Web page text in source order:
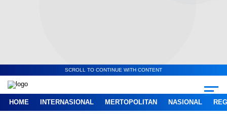
SCROLL TO CONTINUE WITH CONTENT
HOME INTERNASIONAL MERTOPOLITAN NASIONAL